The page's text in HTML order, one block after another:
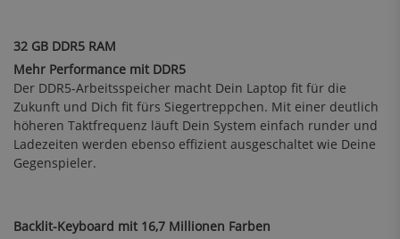
32 GB DDR5 RAM
Mehr Performance mit DDR5
Der DDR5-Arbeitsspeicher macht Dein Laptop fit für die
Zukunft und Dich fit fürs Siegertreppchen. Mit einer deutlich
höheren Taktfrequenz läuft Dein System einfach runder und
Ladezeiten werden ebenso effizient ausgeschaltet wie Deine
Gegenspieler.
Backlit-Keyboard mit 16,7 Millionen Farben